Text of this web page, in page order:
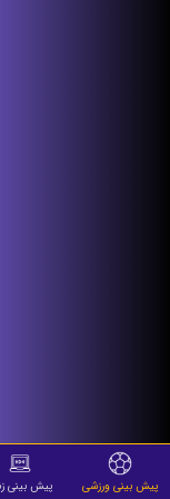
پیش بینی ورزشی پیش بینی